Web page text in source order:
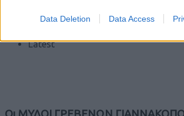
Data Deletion Data Access
Trending
Latest